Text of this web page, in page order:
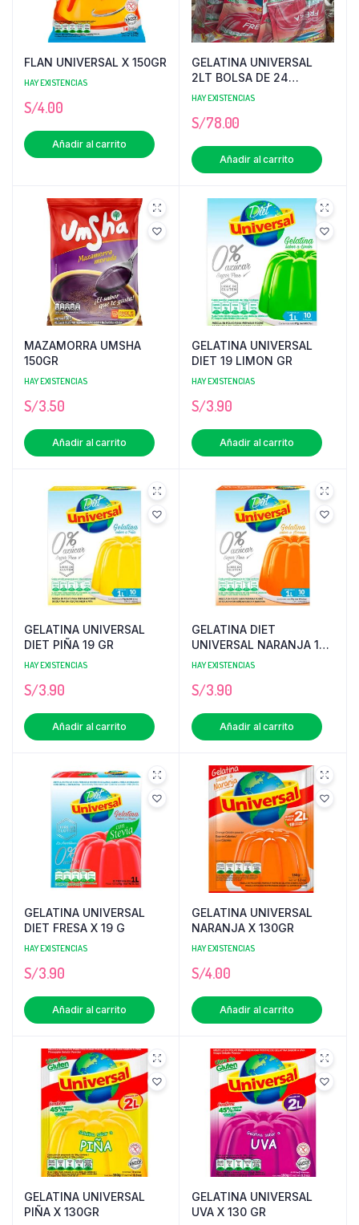
FLAN UNIVERSAL X 150GR
HAY EXISTENCIAS
S/4.00
Añadir al carrito
GELATINA UNIVERSAL
2LT BOLSA DE 24
UNIDADES
HAY EXISTENCIAS
S/78.00
Añadir al carrito
MAZAMORRA UMSHA
150GR
HAY EXISTENCIAS
S/3.50
Añadir al carrito
GELATINA UNIVERSAL
DIET 19 LIMON GR
HAY EXISTENCIAS
S/3.90
Añadir al carrito
GELATINA UNIVERSAL
DIET PIÑA 19 GR
HAY EXISTENCIAS
S/3.90
Añadir al carrito
GELATINA DIET
UNIVERSAL NARANJA 19
GR
HAY EXISTENCIAS
S/3.90
Añadir al carrito
GELATINA UNIVERSAL
DIET FRESA X 19 G
HAY EXISTENCIAS
S/3.90
Añadir al carrito
GELATINA UNIVERSAL
NARANJA X 130GR
HAY EXISTENCIAS
S/4.00
Añadir al carrito
GELATINA UNIVERSAL
PIÑA X 130GR
GELATINA UNIVERSAL
UVA X 130 GR